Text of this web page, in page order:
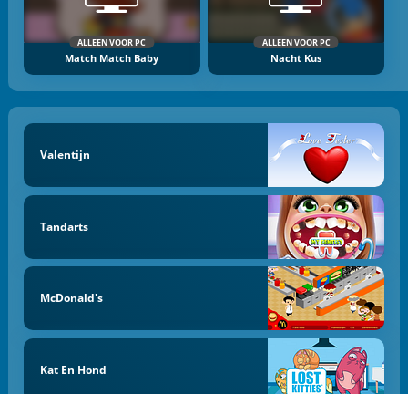
ALLEEN VOOR PC
Match Match Baby
ALLEEN VOOR PC
Nacht Kus
Valentijn
Tandarts
McDonald's
Kat En Hond